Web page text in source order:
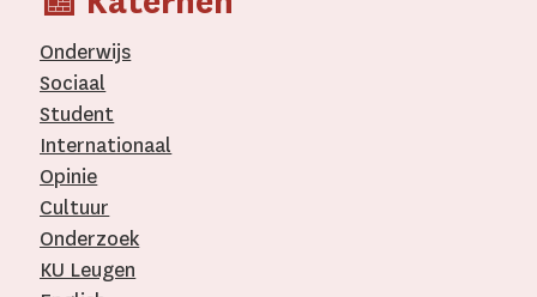
Onderwijs
Sociaal
Student
Internationaal­
Opinie
Cultuur
Onderzoek
KU Leugen